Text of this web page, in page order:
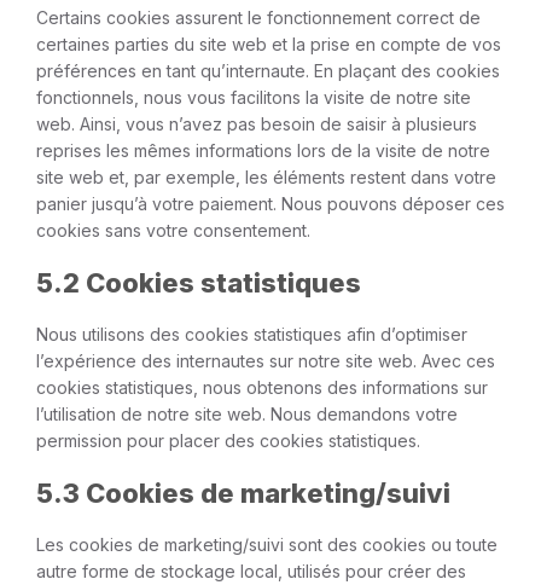
Certains cookies assurent le fonctionnement correct de
certaines parties du site web et la prise en compte de vos
préférences en tant qu’internaute. En plaçant des cookies
fonctionnels, nous vous facilitons la visite de notre site
web. Ainsi, vous n’avez pas besoin de saisir à plusieurs
reprises les mêmes informations lors de la visite de notre
site web et, par exemple, les éléments restent dans votre
panier jusqu’à votre paiement. Nous pouvons déposer ces
cookies sans votre consentement.
5.2 Cookies statistiques
Nous utilisons des cookies statistiques afin d’optimiser
l’expérience des internautes sur notre site web. Avec ces
cookies statistiques, nous obtenons des informations sur
l’utilisation de notre site web. Nous demandons votre
permission pour placer des cookies statistiques.
5.3 Cookies de marketing/suivi
Les cookies de marketing/suivi sont des cookies ou toute
autre forme de stockage local, utilisés pour créer des